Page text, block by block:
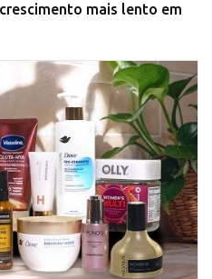
mais lento em